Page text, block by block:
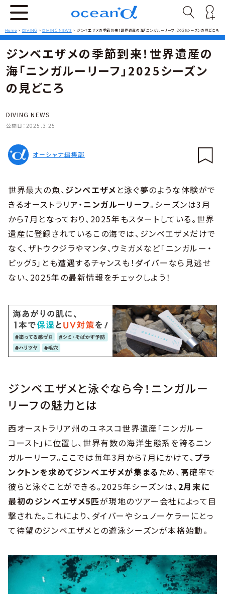
Home > DIVING >DIVING NEWS > ジンベエザメの季節到来！世界遺産の海「ニンガルーリーフ」2025シーズンの見どころ
ジンベエザメの季節到来！世界遺産の
海「ニンガルーリーフ」2025シーズン
の見どころ
DIVING NEWS
公開日： 2025.3.25
オーシャナ編集部
世界最大の魚、 ジンベエザメ と泳ぐ夢のような体験がで
きるオーストラリア・ ニンガルーリーフ。シーズンは3月
から7月となっており、2025年もスタートしている。世界
遺産に登録されているこの海では、ジンベエザメだけで
なく、ザトウクジラやマンタ、ウミガメなど「ニンガルー・
ビッグ5」とも遭遇するチャンスも！ダイバーなら見逃せ
ない、2025年の最新情報をチェックしよう！
ジンベエザメと泳ぐなら今！ニンガルー
リーフの魅力とは
西オーストラリア州のユネスコ世界遺産「ニンガルー
コースト」に位置し、世界有数の海洋生態系を誇るニン
ガルーリーフ。ここでは毎年3月から7月にかけて、プラ
ンクトンを求めてジンベエザメが集まる ため、高確率で
彼らと泳ぐことができる。2025年シーズンは、 2月末に
最初のジンベエザメ5匹が現地のツアー会社によって目
撃された。これにより、ダイバーやシュノーケラーにとっ
て待望のジンベエザメとの遊泳シーズンが本格始動。